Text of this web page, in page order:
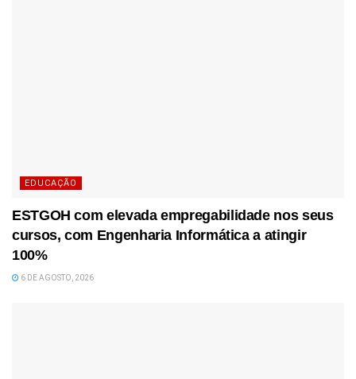
EDUCAÇÃO
ESTGOH com elevada empregabilidade nos seus
cursos, com Engenharia Informática a atingir
100%
6 DE AGOSTO, 2026